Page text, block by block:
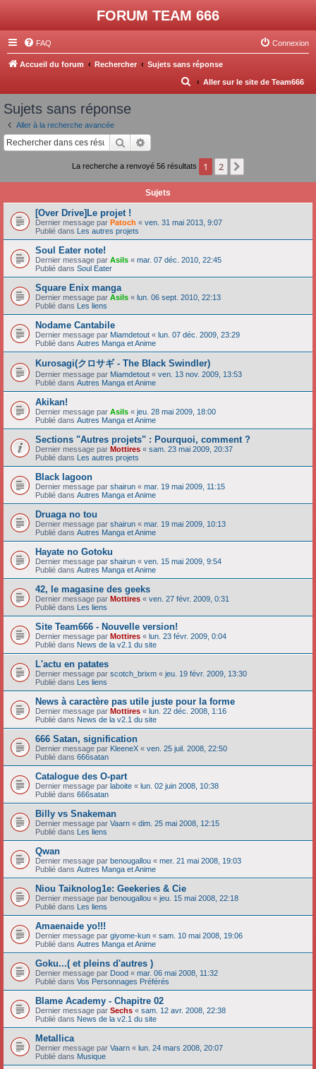
FORUM TEAM 666
FAQ Connexion
Accueil du forum Rechercher Sujets sans réponse
Aller sur le site de Team666
R
r
c
Sujets sans réponse
Aller à la recherche avancée
Rechercher
La recherche a renvoyé 56 résultats 1 2
Sujets
[Over Drive]Le projet !
Dernier message par Patoch « ven. 31 mai 2013, 9:07
Publié dans Les autres projets
Soul Eater note!
Dernier message par Asils « mar. 07 déc. 2010, 22:45
Publié dans Soul Eater
Square Enix manga
Dernier message par Asils « lun. 06 sept. 2010, 22:13
Publié dans Les liens
Nodame Cantabile
Dernier message par Miamdetout « lun. 07 déc. 2009, 23:29
Publié dans Autres Manga et Anime
Kurosagi(クロサギ - The Black Swindler)
Dernier message par Miamdetout « ven. 13 nov. 2009, 13:53
Publié dans Autres Manga et Anime
Akikan!
Dernier message par Asils « jeu. 28 mai 2009, 18:00
Publié dans Autres Manga et Anime
Sections "Autres projets" : Pourquoi, comment ?
Dernier message par Mottires « sam. 23 mai 2009, 20:37
Publié dans Les autres projets
Black lagoon
Dernier message par shairun « mar. 19 mai 2009, 11:15
Publié dans Autres Manga et Anime
Druaga no tou
Dernier message par shairun « mar. 19 mai 2009, 10:13
Publié dans Autres Manga et Anime
Hayate no Gotoku
Dernier message par shairun « ven. 15 mai 2009, 9:54
Publié dans Autres Manga et Anime
42, le magasine des geeks
Dernier message par Mottires « ven. 27 févr. 2009, 0:31
Publié dans Les liens
Site Team666 - Nouvelle version!
Dernier message par Mottires « lun. 23 févr. 2009, 0:04
Publié dans News de la v2.1 du site
L'actu en patates
Dernier message par scotch_brixm « jeu. 19 févr. 2009, 13:30
Publié dans Les liens
News à caractère pas utile juste pour la forme
Dernier message par Mottires « lun. 22 déc. 2008, 1:16
Publié dans News de la v2.1 du site
666 Satan, signification
Dernier message par KleeneX « ven. 25 juil. 2008, 22:50
Publié dans 666satan
Catalogue des O-part
Dernier message par laboite « lun. 02 juin 2008, 10:38
Publié dans 666satan
Billy vs Snakeman
Dernier message par Vaarn « dim. 25 mai 2008, 12:15
Publié dans Les liens
Qwan
Dernier message par benougallou « mer. 21 mai 2008, 19:03
Publié dans Autres Manga et Anime
Niou Taiknolog1e: Geekeries & Cie
Dernier message par benougallou « jeu. 15 mai 2008, 22:18
Publié dans Les liens
Amaenaide yo!!!
Dernier message par giyome-kun « sam. 10 mai 2008, 19:06
Publié dans Autres Manga et Anime
Goku...( et pleins d'autres )
Dernier message par Dood « mar. 06 mai 2008, 11:32
Publié dans Vos Personnages Préférés
Blame Academy - Chapitre 02
Dernier message par Sechs « sam. 12 avr. 2008, 22:38
Publié dans News de la v2.1 du site
Metallica
Dernier message par Vaarn « lun. 24 mars 2008, 20:07
Publié dans Musique